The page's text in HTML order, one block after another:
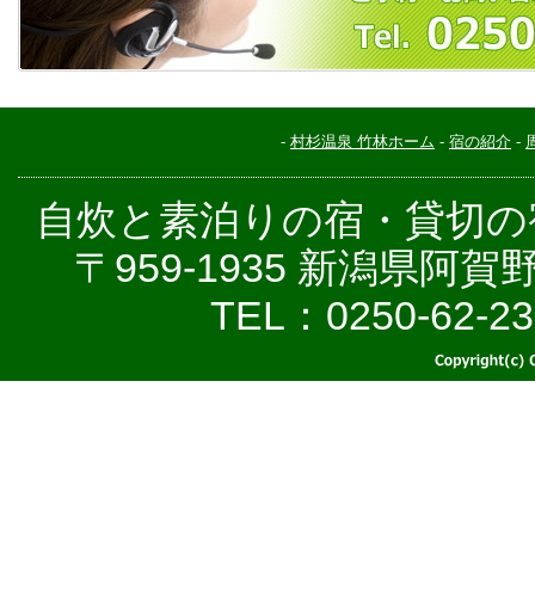
- 村杉温泉 竹林ホーム - 宿の紹介 -
自炊と素泊りの宿・貸切
〒959-1935 新潟県阿
TEL：0250-62-